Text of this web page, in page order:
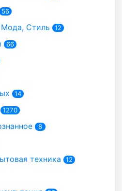
56
Стиль 12
66
14
1270
8
техника 12